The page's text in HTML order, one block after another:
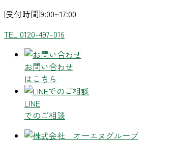
[受付時間]9:00~17:00
TEL 0120-497-016
お問い合わせ
はこちら
LINE
でのご相談